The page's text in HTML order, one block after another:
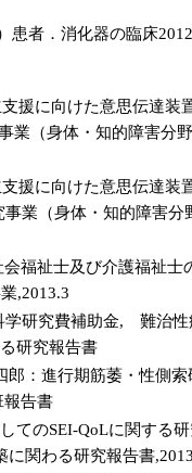
者．消化器の臨床
援に向けた意思伝達装
業（身体・知的障害分
援に向けた意思伝達装
業（身体・知的障害分
福祉士及び介護福祉士
,2013.3
学研究費補助金, 難治
研究報告書
：進行期筋萎・性側
報告書
てのSEI-QoLに関する
関わる研究報告書